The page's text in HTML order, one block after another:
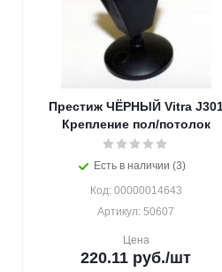
Престиж ЧЁРНЫЙ Vitra
Крепление пол/потолок
Есть в наличии (3)
Код: 00000014643
Артикул: 50607
Цена
220.11 руб./шт